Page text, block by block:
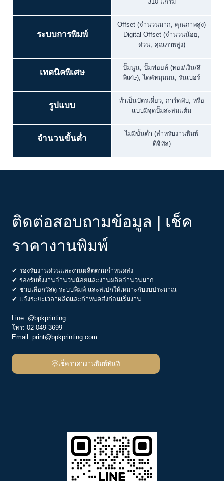
310 แกรม
ระบบการพิมพ์
Offset (จำนวนมาก, คุณภาพสูง)
Digital Offset (จำนวนน้อย,
ด่วน, คุณภาพสูง)
เทคนิคพิเศษ
ปั๊มนูน, ปั๊มฟอยล์ (ทอง/เงิน/สี
พิเศษ), ไดคัทมุมมน, รันเบอร์
รูปแบบ
ทำเป็นบัตรเดี่ยว, การ์ดพับ, หรือ
แบบมีจุดปั๊มสะสมแต้ม
จำนวนขั้นต่ำ
ไม่มีขั้นต่ำ (สำหรับงานพิมพ์
ดิจิทัล)
ติดต่อสอบถามข้อมูล | เช็ค
ราคางานพิมพ์
✔ รองรับงานด่วนและงานผลิตตามกำหนดส่ง
✔ รองรับทั้งงานจำนวนน้อยและงานผลิตจำนวนมาก
✔ ช่วยเลือกวัสดุ ระบบพิมพ์ และสเปกให้เหมาะกับงบประมาณ
✔ แจ้งระยะเวลาผลิตและกำหนดส่งก่อนเริ่มงาน
Line: @bpkprinting
โทร: 02-049-3699
Email: print@bpkprinting.com
เช็คราคางานพิมพ์ทันที